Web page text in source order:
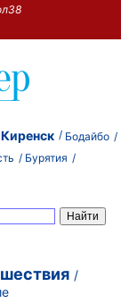
Киренск
Бодайбо
Бурятия